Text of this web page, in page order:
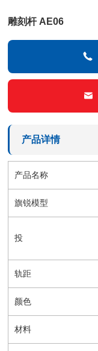
雕刻杆 AE06


产品详情
产品名称
旗锐模型
投
轨距
颜色
材料